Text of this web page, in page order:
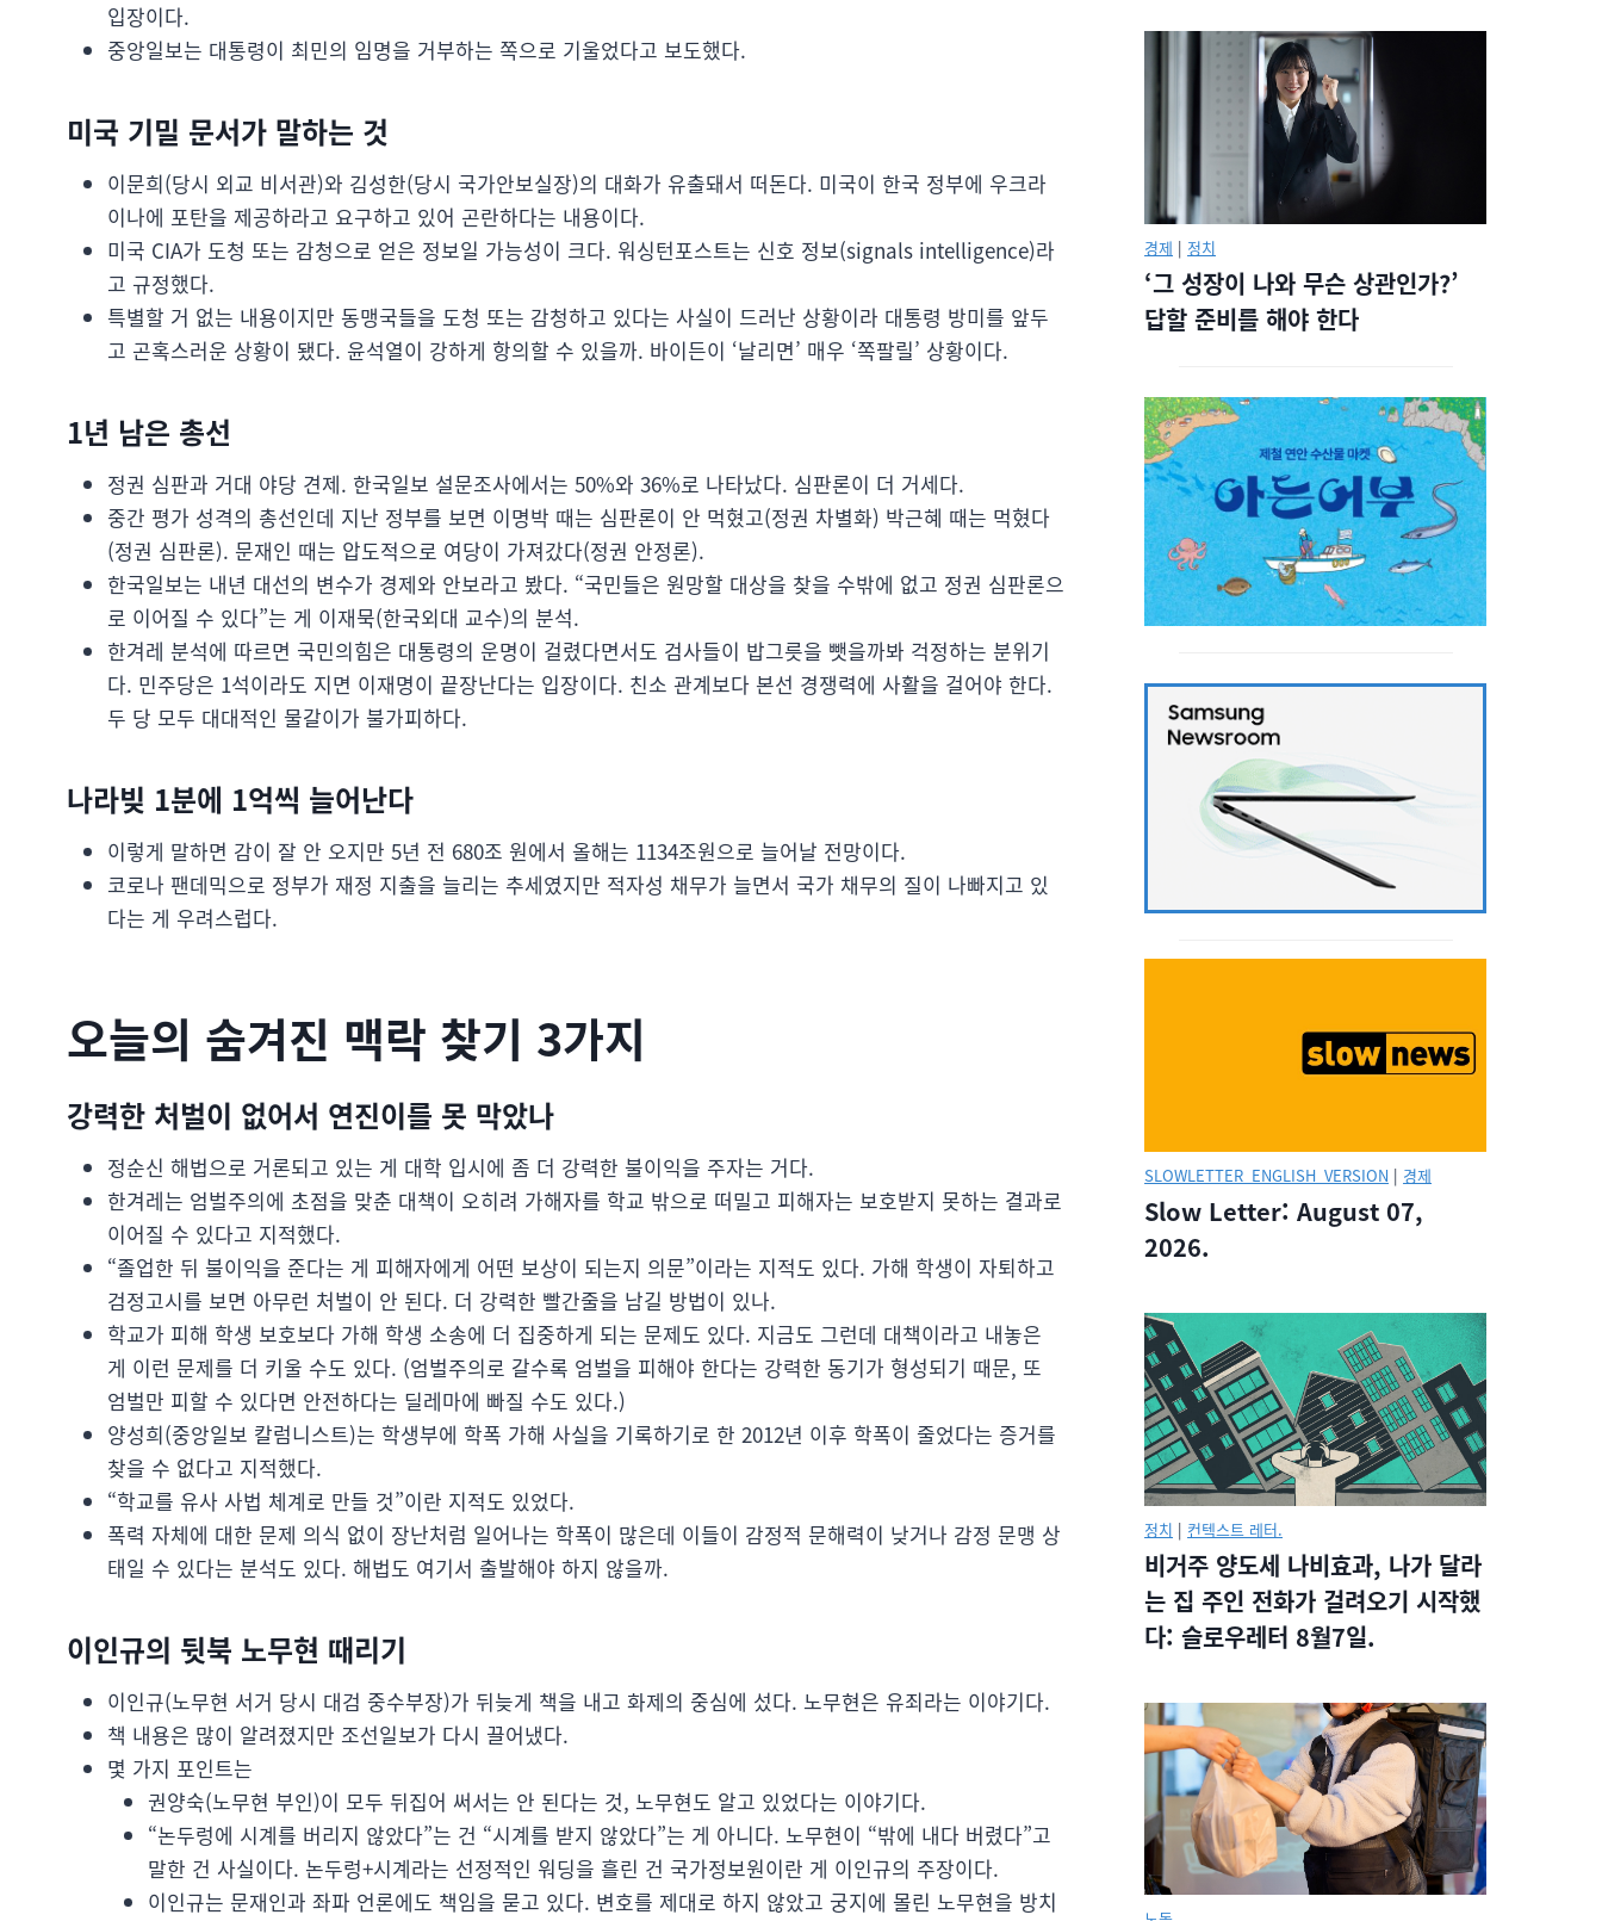
입장이다.
중앙일보는 대통령이 최민의 임명을 거부하는 쪽으로 기울었다고 보도했다.
미국 기밀 문서가 말하는 것
이문희(당시 외교 비서관)와 김성한(당시 국가안보실장)의 대화가 유출돼서 떠돈다. 미국이 한국 정부에 우크라
이나에 포탄을 제공하라고 요구하고 있어 곤란하다는 내용이다.
미국 CIA가 도청 또는 감청으로 얻은 정보일 가능성이 크다. 워싱턴포스트는 신호 정보(signals intelligence)라
고 규정했다.
특별할 거 없는 내용이지만 동맹국들을 도청 또는 감청하고 있다는 사실이 드러난 상황이라 대통령 방미를 앞두
고 곤혹스러운 상황이 됐다. 윤석열이 강하게 항의할 수 있을까. 바이든이 ‘날리면’ 매우 ‘쪽팔릴’ 상황이다.
1년 남은 총선
정권 심판과 거대 야당 견제. 한국일보 설문조사에서는 50%와 36%로 나타났다. 심판론이 더 거세다.
중간 평가 성격의 총선인데 지난 정부를 보면 이명박 때는 심판론이 안 먹혔고(정권 차별화) 박근혜 때는 먹혔다
(정권 심판론). 문재인 때는 압도적으로 여당이 가져갔다(정권 안정론).
한국일보는 내년 대선의 변수가 경제와 안보라고 봤다. “국민들은 원망할 대상을 찾을 수밖에 없고 정권 심판론으
로 이어질 수 있다”는 게 이재묵(한국외대 교수)의 분석.
한겨레 분석에 따르면 국민의힘은 대통령의 운명이 걸렸다면서도 검사들이 밥그릇을 뺏을까봐 걱정하는 분위기
다. 민주당은 1석이라도 지면 이재명이 끝장난다는 입장이다. 친소 관계보다 본선 경쟁력에 사활을 걸어야 한다.
두 당 모두 대대적인 물갈이가 불가피하다.
나라빚 1분에 1억씩 늘어난다
이렇게 말하면 감이 잘 안 오지만 5년 전 680조 원에서 올해는 1134조원으로 늘어날 전망이다.
코로나 팬데믹으로 정부가 재정 지출을 늘리는 추세였지만 적자성 채무가 늘면서 국가 채무의 질이 나빠지고 있
다는 게 우려스럽다.
오늘의 숨겨진 맥락 찾기 3가지
강력한 처벌이 없어서 연진이를 못 막았나
정순신 해법으로 거론되고 있는 게 대학 입시에 좀 더 강력한 불이익을 주자는 거다.
한겨레는 엄벌주의에 초점을 맞춘 대책이 오히려 가해자를 학교 밖으로 떠밀고 피해자는 보호받지 못하는 결과로
이어질 수 있다고 지적했다.
“졸업한 뒤 불이익을 준다는 게 피해자에게 어떤 보상이 되는지 의문”이라는 지적도 있다. 가해 학생이 자퇴하고
검정고시를 보면 아무런 처벌이 안 된다. 더 강력한 빨간줄을 남길 방법이 있나.
학교가 피해 학생 보호보다 가해 학생 소송에 더 집중하게 되는 문제도 있다. 지금도 그런데 대책이라고 내놓은
게 이런 문제를 더 키울 수도 있다. (엄벌주의로 갈수록 엄벌을 피해야 한다는 강력한 동기가 형성되기 때문, 또
엄벌만 피할 수 있다면 안전하다는 딜레마에 빠질 수도 있다.)
양성희(중앙일보 칼럼니스트)는 학생부에 학폭 가해 사실을 기록하기로 한 2012년 이후 학폭이 줄었다는 증거를
찾을 수 없다고 지적했다.
“학교를 유사 사법 체계로 만들 것”이란 지적도 있었다.
폭력 자체에 대한 문제 의식 없이 장난처럼 일어나는 학폭이 많은데 이들이 감정적 문해력이 낮거나 감정 문맹 상
태일 수 있다는 분석도 있다. 해법도 여기서 출발해야 하지 않을까.
이인규의 뒷북 노무현 때리기
이인규(노무현 서거 당시 대검 중수부장)가 뒤늦게 책을 내고 화제의 중심에 섰다. 노무현은 유죄라는 이야기다.
책 내용은 많이 알려졌지만 조선일보가 다시 끌어냈다.
몇 가지 포인트는
권양숙(노무현 부인)이 모두 뒤집어 써서는 안 된다는 것, 노무현도 알고 있었다는 이야기다.
“논두렁에 시계를 버리지 않았다”는 건 “시계를 받지 않았다”는 게 아니다. 노무현이 “밖에 내다 버렸다”고
말한 건 사실이다. 논두렁+시계라는 선정적인 워딩을 흘린 건 국가정보원이란 게 이인규의 주장이다.
이인규는 문재인과 좌파 언론에도 책임을 묻고 있다. 변호를 제대로 하지 않았고 궁지에 몰린 노무현을 방치
경제 | 정치
‘그 성장이 나와 무슨 상관인가?’
답할 준비를 해야 한다
SLOWLETTER_ENGLISH_VERSION | 경제
Slow Letter: August 07,
2026.
정치 | 컨텍스트 레터.
비거주 양도세 나비효과, 나가 달라
는 집 주인 전화가 걸려오기 시작했
다: 슬로우레터 8월7일.